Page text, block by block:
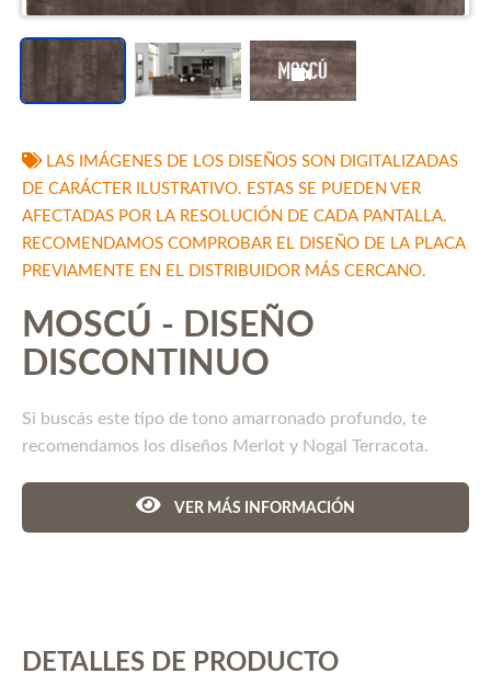
LAS IMÁGENES DE LOS DISEÑOS SON DIGITALIZADAS
DE CARÁCTER ILUSTRATIVO. ESTAS SE PUEDEN VER
AFECTADAS POR LA RESOLUCIÓN DE CADA PANTALLA.
RECOMENDAMOS COMPROBAR EL DISEÑO DE LA PLACA
PREVIAMENTE EN EL DISTRIBUIDOR MÁS CERCANO.
MOSCÚ - DISEÑO
DISCONTINUO
Si buscás este tipo de tono amarronado profundo, te
recomendamos los diseños Merlot y Nogal Terracota.
VER MÁS INFORMACIÓN
DETALLES DE PRODUCTO